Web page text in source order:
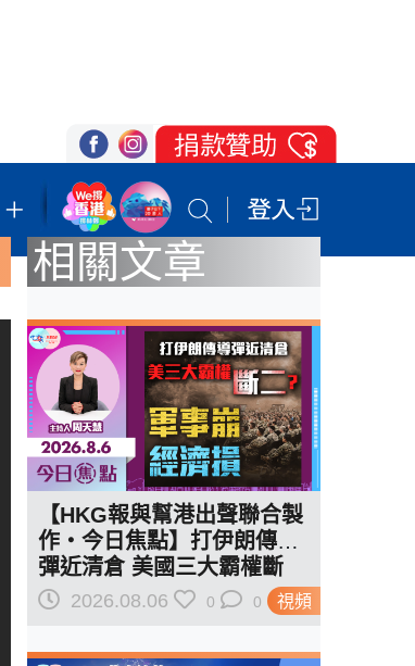
我們的立場 登記支持 聯絡我們
相關文章
視頻
【HKG報與幫港出聲聯合製
作‧今日焦點】打伊朗傳導
彈近清倉 美國三大霸權斷
二？軍事崩 經濟損
2026.08.06 0 0